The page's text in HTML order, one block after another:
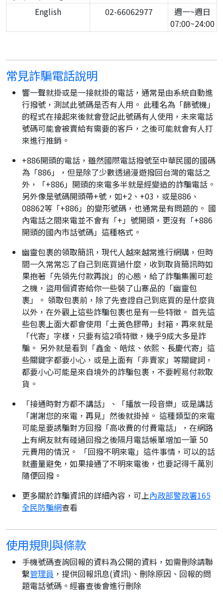
English
02-66062977
週一~週日
07:00~24:00
常見詐騙電話說明
響一聲就掛或是一接就掛的電話，通常是由系統自動進
行撥號，測試此號碼是否有人用。 此種名為「篩號機」
的程式在接起來後就會登記此號碼有人使用，未來電話
號碼可能會被賣給有需要的客戶，之後可能就會有人打
來進行推銷。
+886開頭的電話，雖然國際電話撥號至中華民國的國碼
為「886」，但是除了少數透過漫遊撥回台灣的電話之
外，「+886」開頭的來電多半就是經變造的詐騙電話。
另外像是號碼開頭帶+號，如+2、+03，或是886、
08862等「+886」的變形號碼，也通常是有問題的。 國
內電話之間來電並不會有「+」號開頭，更沒有「+886
開頭的國內市話號碼」這種格式。
幽靈包裹的領取簡訊，現代人越來越常進行網購，但時
間一久常常忘了自己到底買過什麼，收到取貨簡訊時如
果抱著「先領先付款再說」的心態，給了詐騙集團可趁
之機，盜用個資寄給你一些裝了山寨品的「幽靈包
裹」。 領取包裹前，除了先查證自己到底買的是什麼貨
以外，在外觀上這些詐騙包裹也是有一些特徵。 首先這
些包裹上面大都會使用「土黃色膠帶」封箱，再來就是
「代寄」字樣，只要有這2項特徵，幾乎9成大多是詐
騙。 另外就是看到「鑫金、皓炫、依熙、長慶代寄」這
些關鍵字都要小心，或是上面有「非賣家」等關鍵詞，
都要小心可能是來自境外的詐騙包裹，不要輕易付款取
貨。
「接通時對方都不講話」、「播放一段音樂」或是講話
「謝謝您的來電，再見」然後就掛掉。 這種類型的來電
可能是要誘騙對方回撥「高收費的付費電話」，在網路
上有網友就有碰過回撥之後隔月電話帳單增加一筆 50
元費用的情況。 「回撥不明來電」這件事情，可以的話
就盡量避免，如果接通了不明來電後，也要記得千萬別
隨便回撥。
更多關於詐騙資訊的詳細內容，可上內政部警政署165
全民防騙網查看
使用規則與條款
手機號碼查詢回報的資料為公開的資料，如需刪除請聯
繫管理員 ，提供回報訊息(資訊)、刪除原因、回報的問
題電話號碼。經審查後會進行刪除